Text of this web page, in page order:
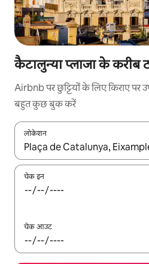
कैटालुन्या प्लाजा के करीब
Airbnb पर छुट्टियों के लिए किराए
बहुत कुछ बुक करें
लोकेशन
नतीजों के उपलब्ध होने पर, अप और
चेक इन
चेक आउट